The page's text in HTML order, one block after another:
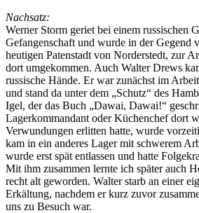
Nachsatz:
Werner Storm geriet bei einem russischen
Gefangenschaft und wurde in der Gegend
heutigen Patenstadt von Norderstedt, zur
dort umgekommen. Auch Walter Drews
russische Hände. Er war zunächst im
und stand da unter dem
Schutz
des
Igel, der das Buch
Dawai, Dawai!
Lagerkommandant oder Küchenchef dort
Verwundungen erlitten hatte, wurde
kam in ein anderes Lager mit schwerem
wurde erst spät entlassen und hatte
Mit ihm zusammen lernte ich später auch
recht alt geworden. Walter starb an einer
Erkältung, nachdem er kurz zuvor
uns zu Besuch war.